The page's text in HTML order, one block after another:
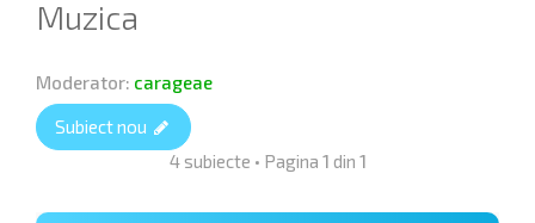
Muzica
Moderator: carageae
Subiect nou
4 subiecte • Pagina 1 din 1